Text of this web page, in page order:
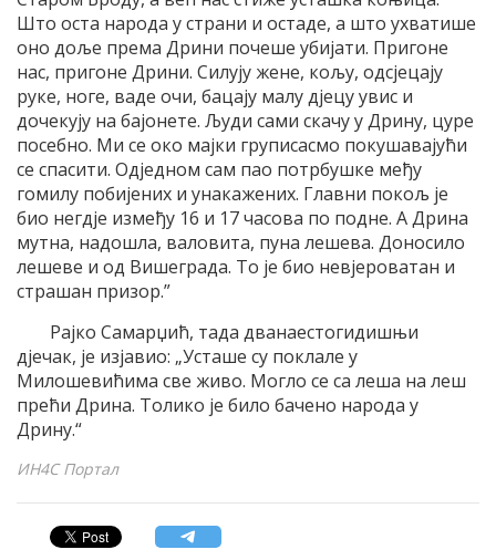
Што оста народа у страни и остаде, а што ухватише
оно доље према Дрини почеше убијати. Пригоне
нас, пригоне Дрини. Силују жене, кољу, одсјецају
руке, ноге, ваде очи, бацају малу дјецу увис и
дочекују на бајонете. Људи сами скачу у Дрину, цуре
посебно. Ми се око мајки груписасмо покушавајући
се спасити. Одједном сам пао потрбушке међу
гомилу побијених и унакажених. Главни покољ је
био негдје између 16 и 17 часова по подне. А Дрина
мутна, надошла, валовита, пуна лешева. Доносило
лешеве и од Вишеграда. То је био невјероватан и
страшан призор.”
Рајко Самарџић, тада дванаестогидишњи
дјечак, је изјавио: „Усташе су поклале у
Милошевићима све живо. Могло се са леша на леш
прећи Дрина. Толико је било бачено народа у
Дрину.“
ИН4С Портал